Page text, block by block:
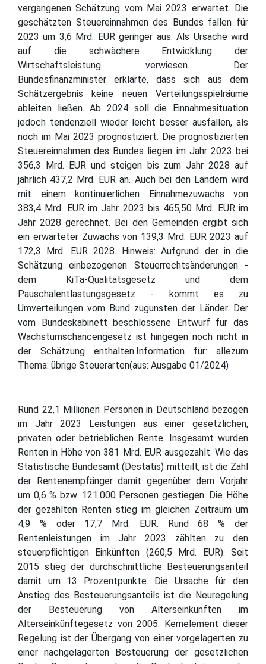
vergangenen Schätzung vom Mai 2023 erwartet. Die
geschätzten Steuereinnahmen des Bundes fallen für
2023 um 3,6 Mrd. EUR geringer aus. Als Ursache wird
auf die schwächere Entwicklung der
Wirtschaftsleistung verwiesen. Der
Bundesfinanzminister erklärte, dass sich aus dem
Schätzergebnis keine neuen Verteilungsspielräume
ableiten ließen. Ab 2024 soll die Einnahmesituation
jedoch tendenziell wieder leicht besser ausfallen, als
noch im Mai 2023 prognostiziert. Die prognostizierten
Steuereinnahmen des Bundes liegen im Jahr 2023 bei
356,3 Mrd. EUR und steigen bis zum Jahr 2028 auf
jährlich 437,2 Mrd. EUR an. Auch bei den Ländern wird
mit einem kontinuierlichen Einnahmezuwachs von
383,4 Mrd. EUR im Jahr 2023 bis 465,50 Mrd. EUR im
Jahr 2028 gerechnet. Bei den Gemeinden ergibt sich
ein erwarteter Zuwachs von 139,3 Mrd. EUR 2023 auf
172,3 Mrd. EUR 2028. Hinweis: Aufgrund der in die
Schätzung einbezogenen Steuerrechtsänderungen -
dem KiTa-Qualitätsgesetz und dem
Pauschalentlastungsgesetz - kommt es zu
Umverteilungen vom Bund zugunsten der Länder. Der
vom Bundeskabinett beschlossene Entwurf für das
Wachstumschancengesetz ist hingegen noch nicht in
der Schätzung enthalten.Information für: allezum
Thema: übrige Steuerarten(aus: Ausgabe 01/2024)
Rund 22,1 Millionen Personen in Deutschland bezogen
im Jahr 2023 Leistungen aus einer gesetzlichen,
privaten oder betrieblichen Rente. Insgesamt wurden
Renten in Höhe von 381 Mrd. EUR ausgezahlt. Wie das
Statistische Bundesamt (Destatis) mitteilt, ist die Zahl
der Rentenempfänger damit gegenüber dem Vorjahr
um 0,6 % bzw. 121.000 Personen gestiegen. Die Höhe
der gezahlten Renten stieg im gleichen Zeitraum um
4,9 % oder 17,7 Mrd. EUR. Rund 68 % der
Rentenleistungen im Jahr 2023 zählten zu den
steuerpflichtigen Einkünften (260,5 Mrd. EUR). Seit
2015 stieg der durchschnittliche Besteuerungsanteil
damit um 13 Prozentpunkte. Die Ursache für den
Anstieg des Besteuerungsanteils ist die Neuregelung
der Besteuerung von Alterseinkünften im
Alterseinkünftegesetz von 2005. Kernelement dieser
Regelung ist der Übergang von einer vorgelagerten zu
einer nachgelagerten Besteuerung der gesetzlichen